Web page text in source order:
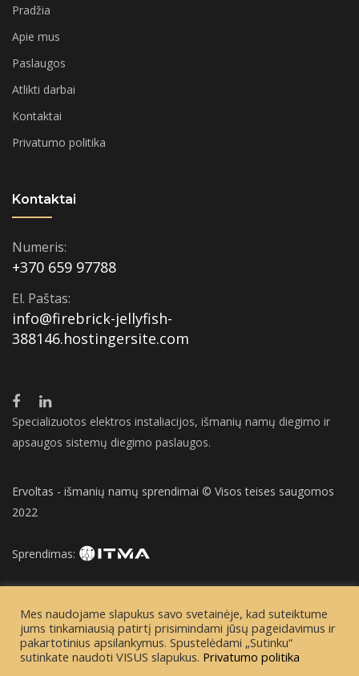
Pradžia
Apie mus
Paslaugos
Atlikti darbai
Kontaktai
Privatumo politika
Kontaktai
Numeris:
+370 659 97788
El. Paštas:
info@firebrick-jellyfish-
388146.hostingersite.com
Specializuotos elektros instaliacijos, išmanių namų diegimo ir
apsaugos sistemų diegimo paslaugos.
Ervoltas - išmanių namų sprendimai © Visos teises saugomos
2022
Sprendimas:
Mes naudojame slapukus savo svetainėje, kad suteiktume
jums tinkamiausią patirtį prisimindami jūsų pageidavimus ir
pakartotinius apsilankymus. Spustelėdami „Sutinku“
sutinkate naudoti VISUS slapukus. Privatumo politika